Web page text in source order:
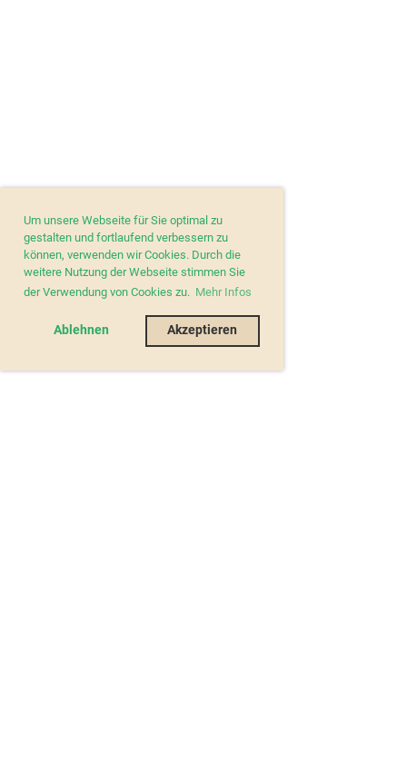
Um unsere Webseite für Sie optimal zu
gestalten und fortlaufend verbessern zu
können, verwenden wir Cookies. Durch die
weitere Nutzung der Webseite stimmen Sie
der Verwendung von Cookies zu. Mehr Infos
Ablehnen Akzeptieren